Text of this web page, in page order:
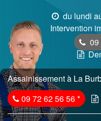
du lundi
Intervention
09
Assainissement à La
09 72 62 56 56*